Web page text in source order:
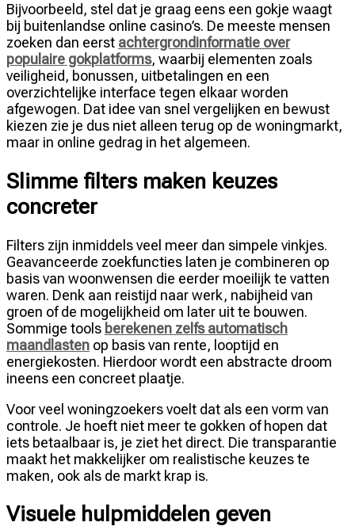
Bijvoorbeeld, stel dat je graag eens een gokje waagt
bij buitenlandse online casino’s. De meeste mensen
zoeken dan eerst achtergrondinformatie over
populaire gokplatforms, waarbij elementen zoals
veiligheid, bonussen, uitbetalingen en een
overzichtelijke interface tegen elkaar worden
afgewogen. Dat idee van snel vergelijken en bewust
kiezen zie je dus niet alleen terug op de woningmarkt,
maar in online gedrag in het algemeen.
Slimme filters maken keuzes
concreter
Filters zijn inmiddels veel meer dan simpele vinkjes.
Geavanceerde zoekfuncties laten je combineren op
basis van woonwensen die eerder moeilijk te vatten
waren. Denk aan reistijd naar werk, nabijheid van
groen of de mogelijkheid om later uit te bouwen.
Sommige tools berekenen zelfs automatisch
maandlasten op basis van rente, looptijd en
energiekosten. Hierdoor wordt een abstracte droom
ineens een concreet plaatje.
Voor veel woningzoekers voelt dat als een vorm van
controle. Je hoeft niet meer te gokken of hopen dat
iets betaalbaar is, je ziet het direct. Die transparantie
maakt het makkelijker om realistische keuzes te
maken, ook als de markt krap is.
Visuele hulpmiddelen geven